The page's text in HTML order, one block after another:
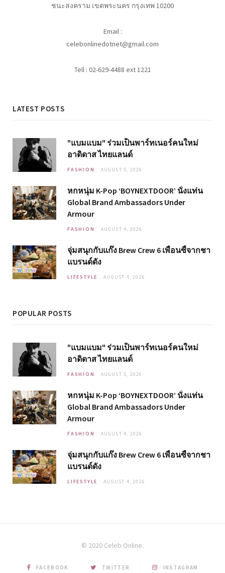
ชนะสงคราม เขตพระนคร กรุงเทพ 10200
Email :
celebonlinedotnet@gmail.com
Tell : 02-629-4488 ext 1221
LATEST POSTS
"แบมแบม" ร่วมเป็นพาร์ทเนอร์คนใหม่
อาดิดาส ไทยแลนด์
FASHION AUGUST 5, 2026
หกหนุ่ม K-Pop ‘BOYNEXTDOOR’ นั่งแท่น
Global Brand Ambassadors Under
Armour
FASHION AUGUST 4, 2026
จุ่มสนุกกับแก๊ง Brew Crew 6 เพื่อนซี้จากชา
แบรนด์ดัง
LIFESTYLE AUGUST 4, 2026
POPULAR POSTS
"แบมแบม" ร่วมเป็นพาร์ทเนอร์คนใหม่
อาดิดาส ไทยแลนด์
FASHION AUGUST 5, 2026
หกหนุ่ม K-Pop ‘BOYNEXTDOOR’ นั่งแท่น
Global Brand Ambassadors Under
Armour
FASHION AUGUST 4, 2026
จุ่มสนุกกับแก๊ง Brew Crew 6 เพื่อนซี้จากชา
แบรนด์ดัง
LIFESTYLE AUGUST 4, 2026
© 2020 Celeb Online.
FACEBOOK TWITTER INSTAGRAM